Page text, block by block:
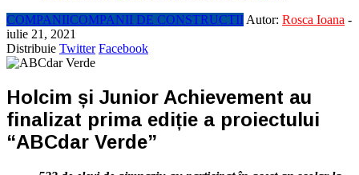
COMPANIICOMPANII DE CONSTRUCTII Autor: Rosca Ioana -
iulie 21, 2021
Distribuie Twitter Facebook
Holcim și Junior Achievement au
finalizat prima ediție a proiectului
“ABCdar Verde”